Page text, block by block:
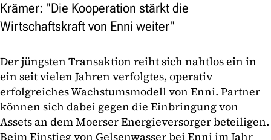
Krämer: "Die Kooperation stärkt die
Wirtschaftskraft von Enni weiter"
Der jüngsten Transaktion reiht sich nahtlos ein in
ein seit vielen Jahren verfolgtes, operativ
erfolgreiches Wachstumsmodell von Enni. Partner
können sich dabei gegen die Einbringung von
Assets an dem Moerser Energieversorger beteiligen.
Beim Einstieg von Gelsenwasser bei Enni im Jahr